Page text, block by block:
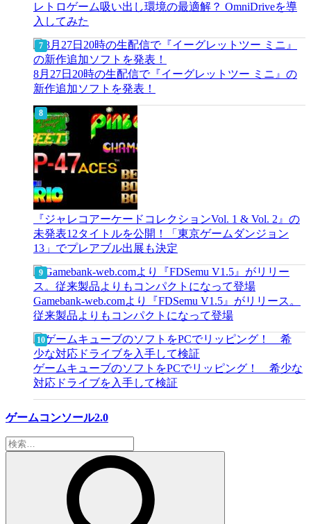
レトロゲーム吸い出し環境の最適解？ OmniDriveを導
入してみた
8月27日20時の生配信で『イーグレットツー ミニ』の
新作追加ソフトを発表！
『ジャレコアーケードコレクションVol. 1 & Vol. 2』の
未発表12タイトルを公開！「東京ゲームダンジョン
13」でプレアブル出展も決定
Gamebank-web.comより『FDSemu V1.5』がリリース。
従来製品よりもコンパクトになって登場
ゲームキューブのソフトをPCでリッピング！ 希少な
対応ドライブを入手して検証
ゲームコンソール2.0
検
索: